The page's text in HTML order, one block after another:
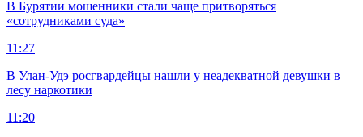
В Бурятии мошенники стали чаще притворяться
«сотрудниками суда»
11:27
В Улан-Удэ росгвардейцы нашли у неадекватной девушки в
лесу наркотики
11:20